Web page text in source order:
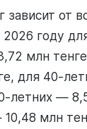
зависит от
году
млн
для 40-
летних —
млн